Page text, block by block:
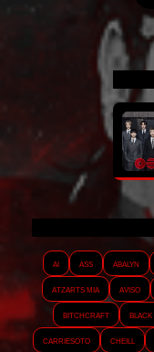
AI ASS Abalyn
Atzarts Mia
Aviso
Bitchcraft
Black
Carriesoto
Cheill